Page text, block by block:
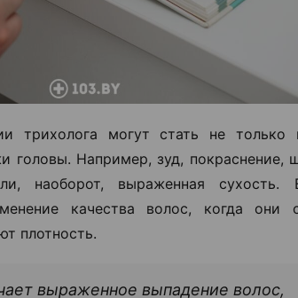
трихолога могут стать не только
головы. Например, зуд, покраснение,
наоборот, выраженная
качества волос, когда они
плотность.
выраженное выпадение волос,